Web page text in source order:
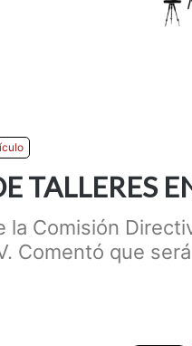
TALLERES
la Comisión
Comentó que